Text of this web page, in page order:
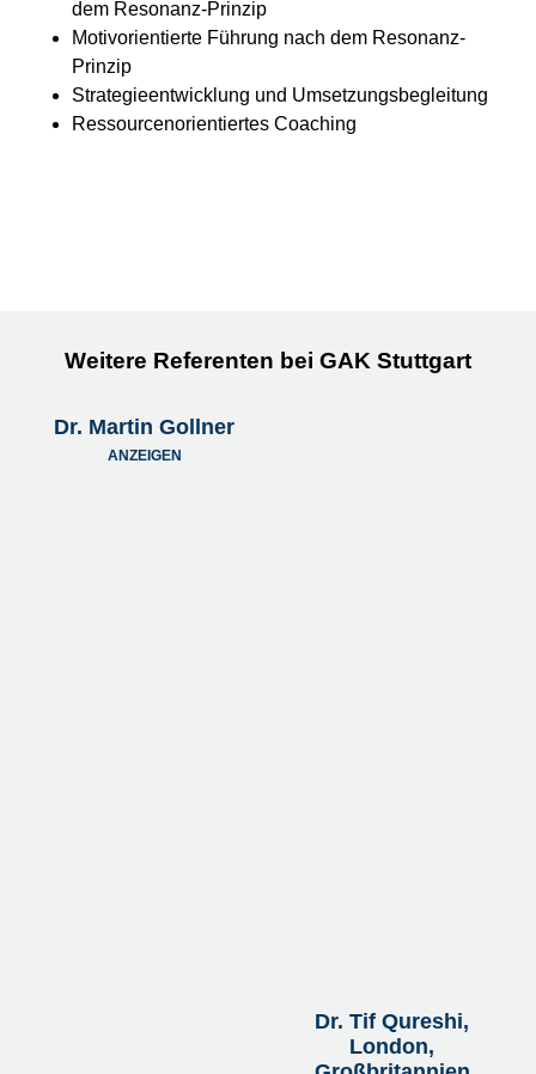
dem Resonanz-Prinzip
Motivorientierte Führung nach dem Resonanz-
Prinzip
Strategieentwicklung und Umsetzungsbegleitung
Ressourcenorientiertes Coaching
Weitere Referenten bei GAK Stuttgart
Dr. Martin Gollner
ANZEIGEN
Dr. Tif Qureshi,
London,